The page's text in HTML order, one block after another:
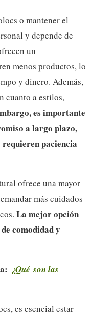
o mantener el
y depende de
un
menos productos, lo
y dinero. Además,
cuanto a estilos,
es importante
a largo plazo,
paciencia
ofrece una mayor
más cuidados
La mejor opción
comodidad y
¿Qué son las
es esencial estar